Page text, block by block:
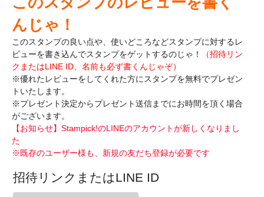
んじゃ！
このスタンプの良い点や、使いどころなどスタンプに対するレ
ビューを書き込んでスタンプをゲットするのじゃ！
（招待リン
クまたはLINE ID、名前も必ず書くんじゃぞ）
※優れたレビューをしてくれた方にスタンプを無料でプレゼン
トいたします。
※プレゼント決定からプレゼント送信までにお時間を頂く場合
がございます。
【お知らせ】Stampick!のLINEのアカウントが新しくなりまし
た
※既存のユーザー様も、新規の友だち登録が必要です
招待リンクまたはLINE ID